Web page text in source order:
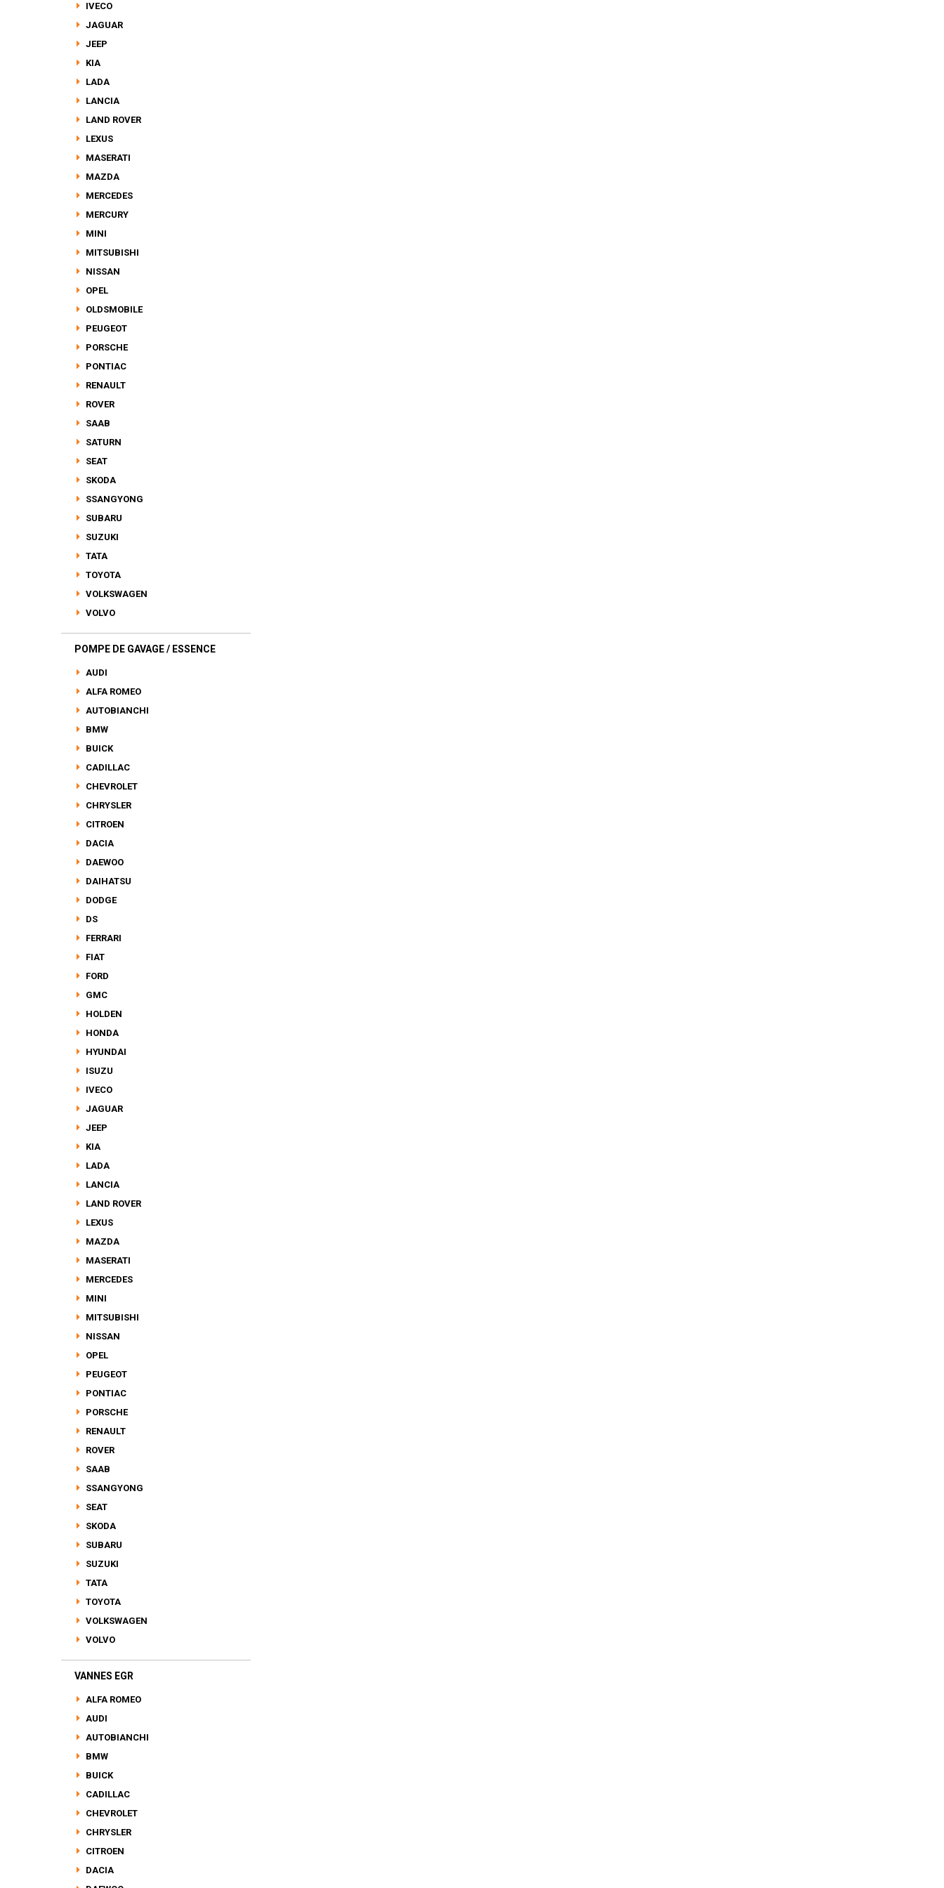
IVECO
JAGUAR
JEEP
KIA
LADA
LANCIA
LAND ROVER
LEXUS
MASERATI
MAZDA
MERCEDES
MERCURY
MINI
MITSUBISHI
NISSAN
OPEL
OLDSMOBILE
PEUGEOT
PORSCHE
PONTIAC
RENAULT
ROVER
SAAB
SATURN
SEAT
SKODA
SSANGYONG
SUBARU
SUZUKI
TATA
TOYOTA
VOLKSWAGEN
VOLVO
POMPE DE GAVAGE / ESSENCE
AUDI
ALFA ROMEO
AUTOBIANCHI
BMW
BUICK
CADILLAC
CHEVROLET
CHRYSLER
CITROEN
DACIA
DAEWOO
DAIHATSU
DODGE
DS
FERRARI
FIAT
FORD
GMC
HOLDEN
HONDA
HYUNDAI
ISUZU
IVECO
JAGUAR
JEEP
KIA
LADA
LANCIA
LAND ROVER
LEXUS
MAZDA
MASERATI
MERCEDES
MINI
MITSUBISHI
NISSAN
OPEL
PEUGEOT
PONTIAC
PORSCHE
RENAULT
ROVER
SAAB
SSANGYONG
SEAT
SKODA
SUBARU
SUZUKI
TATA
TOYOTA
VOLKSWAGEN
VOLVO
VANNES EGR
ALFA ROMEO
AUDI
AUTOBIANCHI
BMW
BUICK
CADILLAC
CHEVROLET
CHRYSLER
CITROEN
DACIA